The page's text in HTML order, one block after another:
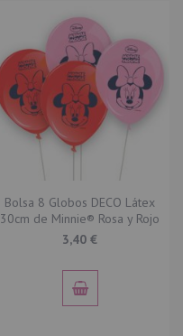
Bolsa 8 Globos DECO Látex
30cm de Minnie® Rosa y Rojo
3,40 €